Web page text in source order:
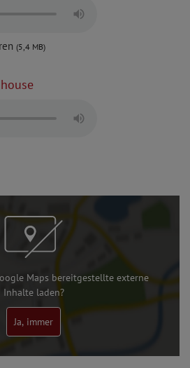
(5,4 MB)
Maps bereitgestellte externe
Inhalte laden?
Ja, immer